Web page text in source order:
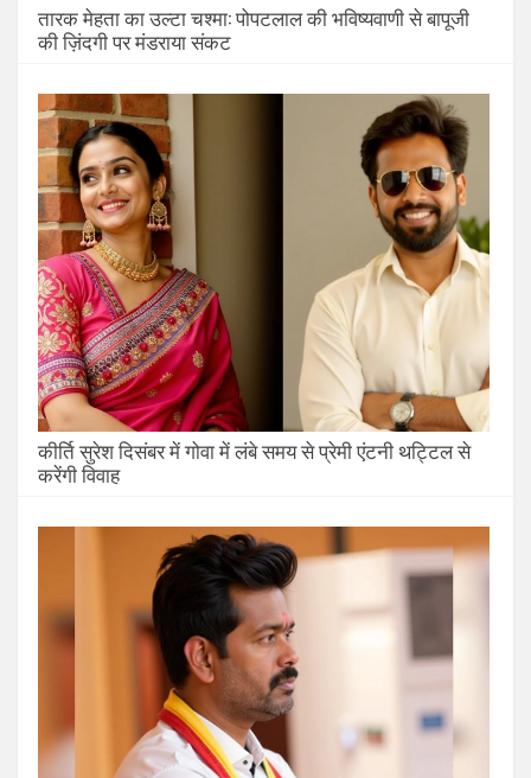
तारक मेहता का उल्टा चश्मा: पोपटलाल की भविष्यवाणी से बापूजी
की ज़िंदगी पर मंडराया संकट
कीर्ति सुरेश दिसंबर में गोवा में लंबे समय से प्रेमी एंटनी थट्टिल से
करेंगी विवाह